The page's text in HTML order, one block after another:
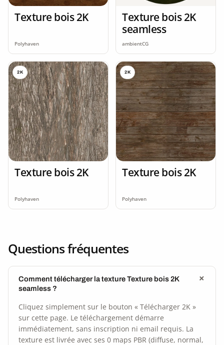
Texture bois 2K
Polyhaven
Texture bois 2K
seamless
ambientCG
2K
Texture bois 2K
Polyhaven
2K
Texture bois 2K
Polyhaven
Questions fréquentes
Comment télécharger la texture Texture bois 2K
seamless ?
Cliquez simplement sur le bouton « Télécharger 2K »
sur cette page. Le téléchargement démarre
immédiatement, sans inscription ni email requis. La
texture est livrée avec ses 0 maps PBR (diffuse, normal,